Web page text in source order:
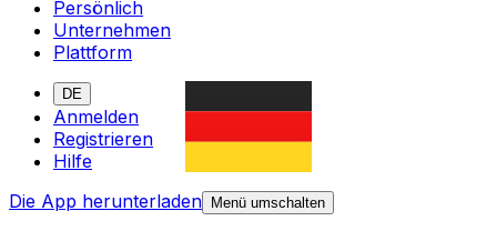
Persönlich
Unternehmen
Plattform
DE
Anmelden
Registrieren
Hilfe
Die App herunterladen
Menü umschalten